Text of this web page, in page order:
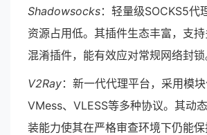
Shadowsocks：轻量级SOCKS5代
资源占用低。其插件生态丰富，支
混淆插件，能有效应对常规网络封锁
V2Ray：新一代代理平台，采用模
VMess、VLESS等多种协议。其动
装能力使其在严格审查环境下仍能保